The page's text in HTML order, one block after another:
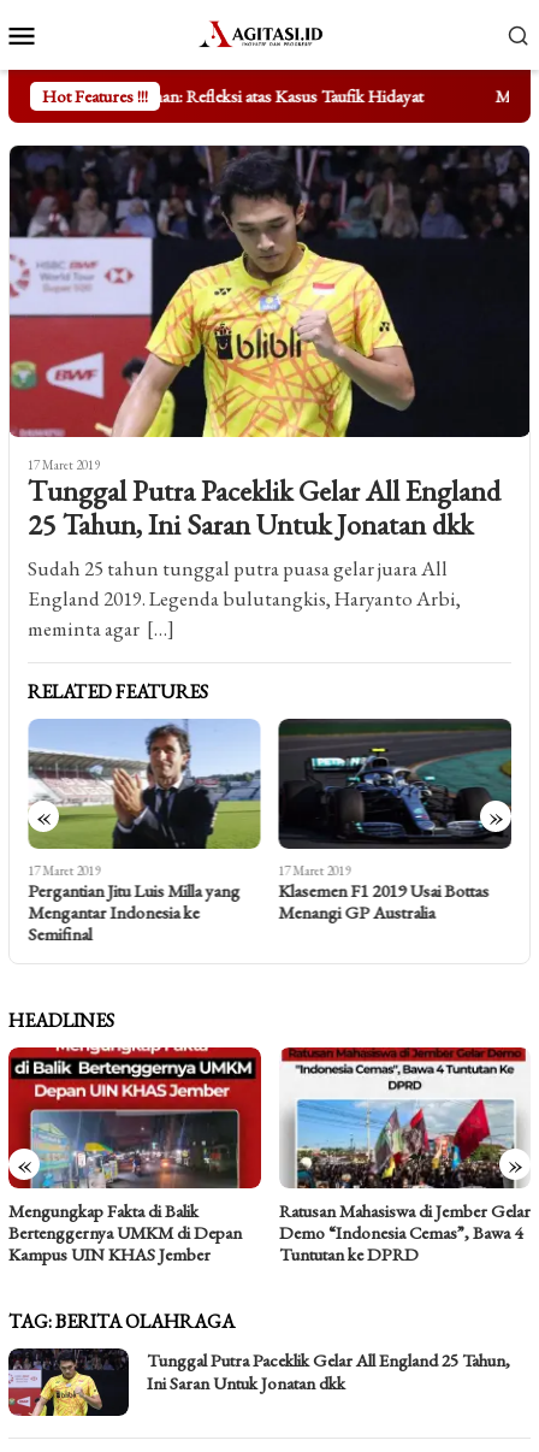
ke
kontenMobile
Hot Features !!!
Refleksi atas Kasus Taufik Hidayat Mengungkap Fakta di Balik
17 Maret 2019
Tunggal Putra Paceklik Gelar All England
25 Tahun, Ini Saran Untuk Jonatan dkk
Sudah 25 tahun tunggal putra puasa gelar juara All
England 2019. Legenda bulutangkis, Haryanto Arbi,
meminta agar […]
RELATED FEATURES
« »
17 Maret 2019
Pergantian Jitu Luis Milla yang
Mengantar Indonesia ke
Semifinal
17 Maret 2019
Klasemen F1 2019 Usai Bottas
Menangi GP Australia
HEADLINES
« »
Mengungkap Fakta di Balik
Bertenggernya UMKM di Depan
Kampus UIN KHAS Jember
Ratusan Mahasiswa di Jember Gelar
Demo “Indonesia Cemas”, Bawa 4
Tuntutan ke DPRD
TAG:BERITA OLAHRAGA
Tunggal Putra Paceklik Gelar All England 25 Tahun,
Ini Saran Untuk Jonatan dkk